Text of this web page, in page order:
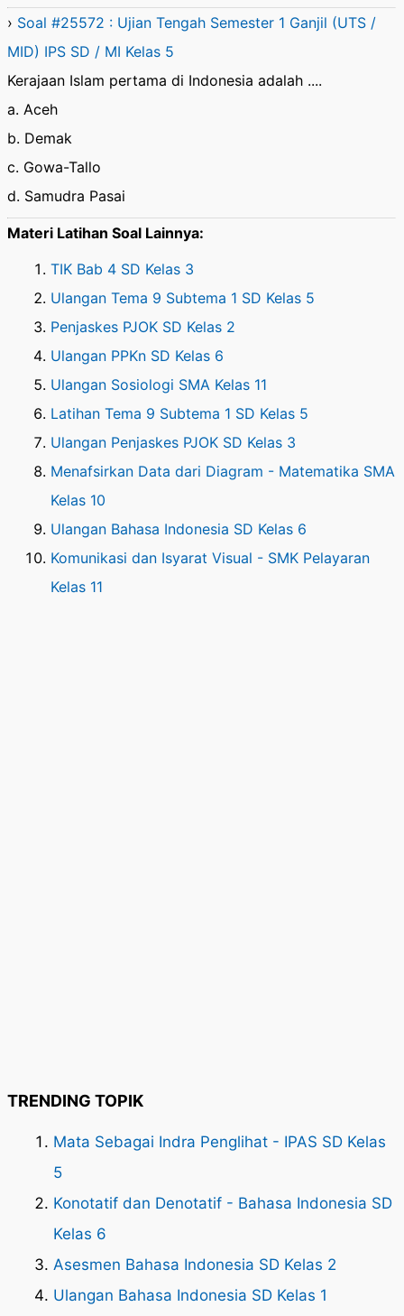
› Soal #25572 : Ujian Tengah Semester 1 Ganjil (UTS /
MID) IPS SD / MI Kelas 5
Kerajaan Islam pertama di Indonesia adalah ....
a. Aceh
b. Demak
c. Gowa-Tallo
d. Samudra Pasai
Materi Latihan Soal Lainnya:
TIK Bab 4 SD Kelas 3
Ulangan Tema 9 Subtema 1 SD Kelas 5
Penjaskes PJOK SD Kelas 2
Ulangan PPKn SD Kelas 6
Ulangan Sosiologi SMA Kelas 11
Latihan Tema 9 Subtema 1 SD Kelas 5
Ulangan Penjaskes PJOK SD Kelas 3
Menafsirkan Data dari Diagram - Matematika SMA
Kelas 10
Ulangan Bahasa Indonesia SD Kelas 6
Komunikasi dan Isyarat Visual - SMK Pelayaran
Kelas 11
TRENDING TOPIK
Mata Sebagai Indra Penglihat - IPAS SD Kelas
5
Konotatif dan Denotatif - Bahasa Indonesia SD
Kelas 6
Asesmen Bahasa Indonesia SD Kelas 2
Ulangan Bahasa Indonesia SD Kelas 1